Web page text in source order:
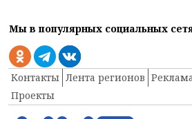
Мы в популярных социальных
Контакты Лента регионов
Проекты